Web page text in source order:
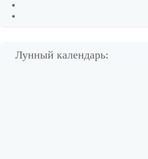
Лунный календарь: